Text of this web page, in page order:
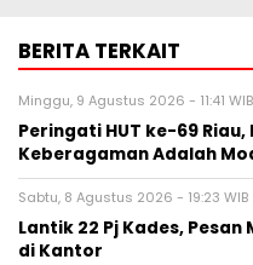
BERITA TERKAIT
Minggu, 9 Agustus 2026 - 11:41 WIB
Peringati HUT ke-69 Riau,
Keberagaman Adalah
Sabtu, 8 Agustus 2026 - 19:23 WIB
Lantik 22 Pj Kades,
di Kantor